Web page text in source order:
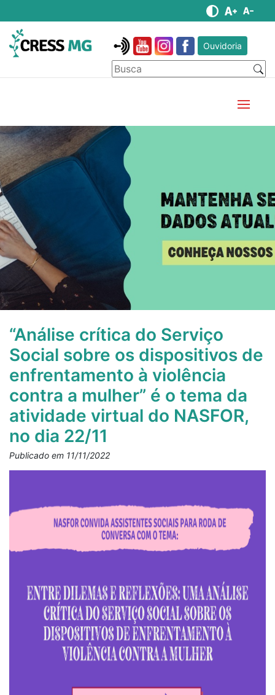
Ouvidoria
“Análise crítica do Serviço
Social sobre os dispositivos de
enfrentamento à violência
contra a mulher” é o tema da
atividade virtual do NASFOR,
no dia 22/11
Publicado em 11/11/2022